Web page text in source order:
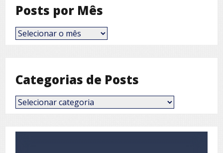
Posts por Mês
Posts
por
Categorias de Posts
Categorias
de